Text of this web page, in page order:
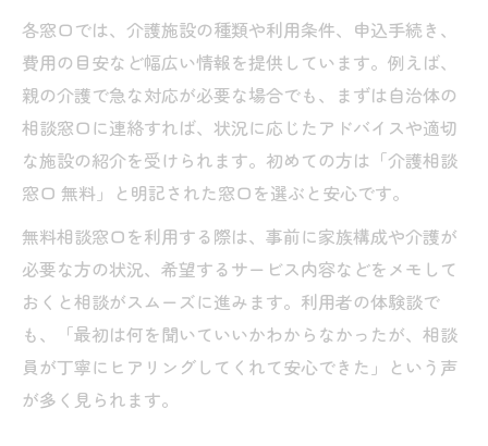
介護施設相談の際に確認すべきポイント
高齢者施設相談窓口と介護施設の違いとは
介護施設相談で受けられる公的支援の種類
親の介護費が不安な場合の施設相談活用術
介護施設相談で費用負担を軽減するポイン
親の介護費に悩む方への介護施設相談の流
れ
無料の介護施設相談窓口でできること
介護施設相談時に知っておきたい助成制度
介護施設費用への不安を相談で解消する方
各窓口では、介護施設の種類や利用条件、申込手続き、
費用の目安など幅広い情報を提供しています。例えば、
親の介護で急な対応が必要な場合でも、まずは自治体の
相談窓口に連絡すれば、状況に応じたアドバイスや適切
な施設の紹介を受けられます。初めての方は「介護相談
窓口 無料」と明記された窓口を選ぶと安心です。
無料相談窓口を利用する際は、事前に家族構成や介護が
必要な方の状況、希望するサービス内容などをメモして
おくと相談がスムーズに進みます。利用者の体験談で
も、「最初は何を聞いていいかわからなかったが、相談
員が丁寧にヒアリングしてくれて安心できた」という声
が多く見られます。